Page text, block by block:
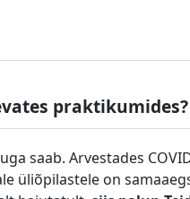
praktikumides?
saab. Arvestades
üliõpilastele on